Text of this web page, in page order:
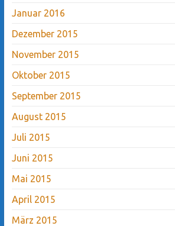
Januar 2016
Dezember 2015
November 2015
Oktober 2015
September 2015
August 2015
Juli 2015
Juni 2015
Mai 2015
April 2015
März 2015